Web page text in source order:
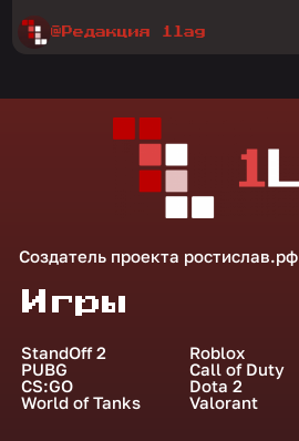
@Редакция 1lag
Создатель проекта ростислав.рф
Игры
StandOff 2
PUBG
CS:GO
World of Tanks
Roblox
Call of Duty
Dota 2
Valorant